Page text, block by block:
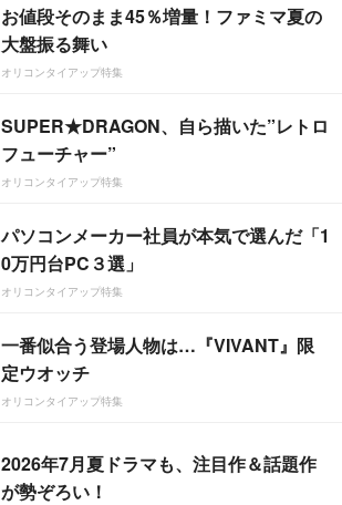
お値段そのまま45％増量！ファミマ夏の
大盤振る舞い
オリコンタイアップ特集
SUPER★DRAGON、自ら描いた”レトロ
フューチャー”
オリコンタイアップ特集
パソコンメーカー社員が本気で選んだ「1
0万円台PC３選」
オリコンタイアップ特集
一番似合う登場人物は…『VIVANT』限
定ウオッチ
オリコンタイアップ特集
2026年7月夏ドラマも、注目作＆話題作
が勢ぞろい！